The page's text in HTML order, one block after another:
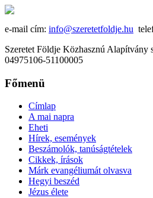
e-mail cím: info@szeretetfoldje.hu
Szeretet Földje Közhasznú Alapítvány
04975106-51100005
Főmenü
Címlap
A mai napra
Eheti
Hírek, események
Beszámolók, tanúságtételek
Cikkek, írások
Márk evangéliumát olvasva
Hegyi beszéd
Jézus élete